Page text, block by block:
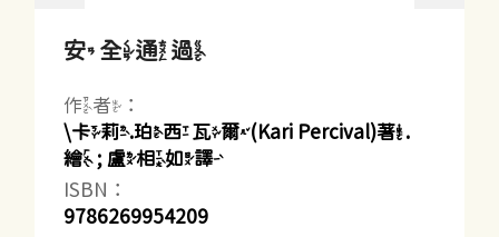
安全通過
作者：
\卡莉.珀西瓦爾(Kari Percival)著.
繪 ; 盧相如譯
ISBN：
9786269954209